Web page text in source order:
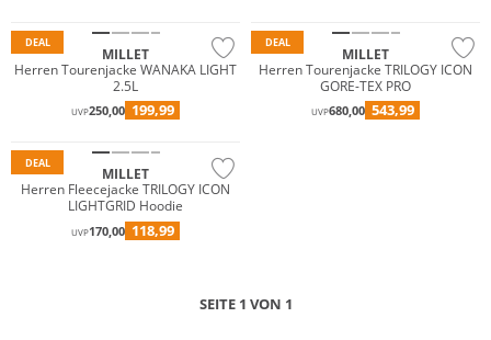
DEAL
MILLET
Herren Tourenjacke WANAKA LIGHT
2.5L
UVP250,00 199,99
DEAL
MILLET
Herren Tourenjacke TRILOGY ICON
GORE-TEX PRO
UVP680,00 543,99
DEAL
MILLET
Herren Fleecejacke TRILOGY ICON
LIGHTGRID Hoodie
UVP170,00 118,99
SEITE 1 VON 1